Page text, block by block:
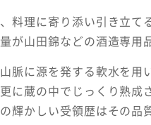
料理に寄り添い引き立て
が山田錦などの酒造専用
脈に源を発する軟水を
に蔵の中でじっくり熟成
輝かしい受領歴はその品